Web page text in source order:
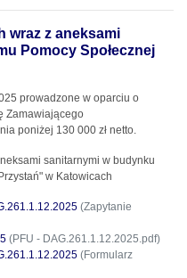
wraz z aneksami
Pomocy Społecznej
prowadzone w oparciu o
Zamawiającego
poniżej 130 000 zł netto.
sanitarnymi w budynku
w Katowicach
(Zapytanie
(PFU - DAG.261.1.12.2025.pdf)
(Formularz